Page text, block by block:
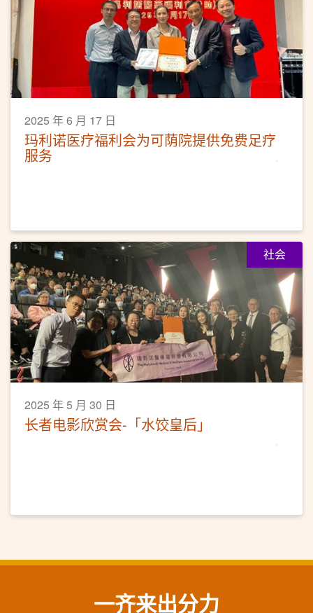
2025 年 6 月 17 日
玛利诺医疗福利会为可荫院提供免费足疗
服务
社会
2025 年 5 月 30 日
长者电影欣赏会-「水饺皇后」
一齐来出分力